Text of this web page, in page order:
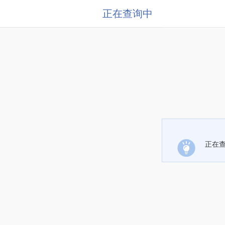
正在查询中
正在